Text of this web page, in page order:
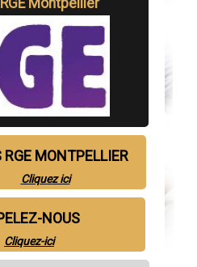
Montpellier
RGE MONTPELLIER
Cliquez ici
NOUS
Cliquez-ici